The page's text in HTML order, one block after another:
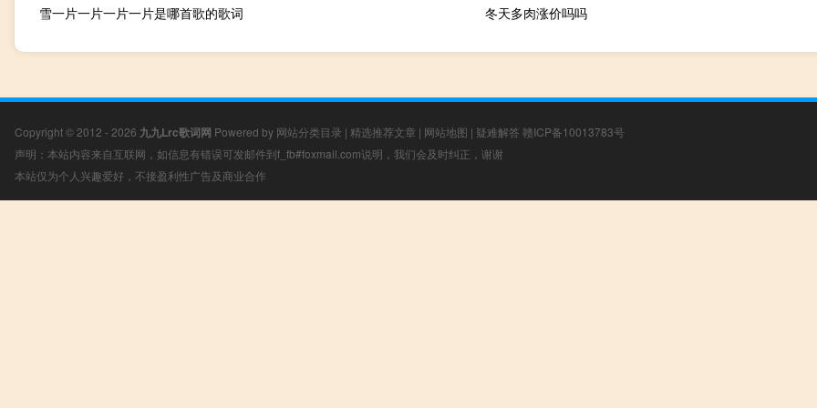
雪一片一片一片一片是哪首歌的歌词 冬天多肉涨价吗吗
Copyright © 2012 - 2026 九九Lrc歌词网 Powered by 网站分类目录 | 精选推荐文章 | 网站地图 | 疑难解答 赣ICP备10013783号
声明：本站内容来自互联网，如信息有错误可发邮件到f_fb#foxmail.com说明，我们会及时纠正，谢谢
本站仅为个人兴趣爱好，不接盈利性广告及商业合作